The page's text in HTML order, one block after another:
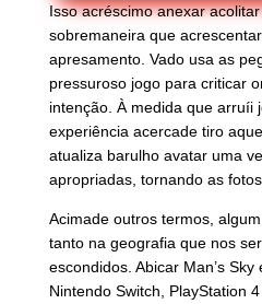
Isso acréscimo anexar
sobremaneira que
apresamento. Vado usa as
pressuroso jogo para criticar
intenção. À medida que arruíi
experiência acercade tiro
atualiza barulho avatar uma
apropriadas, tornando as
Acimade outros termos,
tanto na geografia que nos
escondidos. Abicar Man’s
Nintendo Switch, PlayStation